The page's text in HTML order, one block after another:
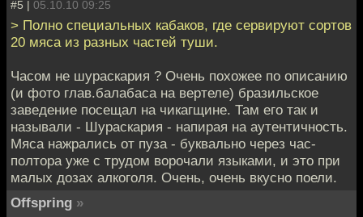
#5 | 05.10.10 09:25
> Полно специальных кабаков, где сервируют сортов
20 мяса из разных частей туши.
Часом не шураскария ? Очень похожее по описанию
(и фото глав.балабаса на вертеле) бразильское
заведение посещал на чикагщине. Там его так и
называли - Шураскария - напирая на аутентичность.
Мяса нажрались от пуза - буквально через час-
полтора уже с трудом ворочали языками, и это при
малых дозах алкоголя. Очень, очень вкусно поели.
Offspring »